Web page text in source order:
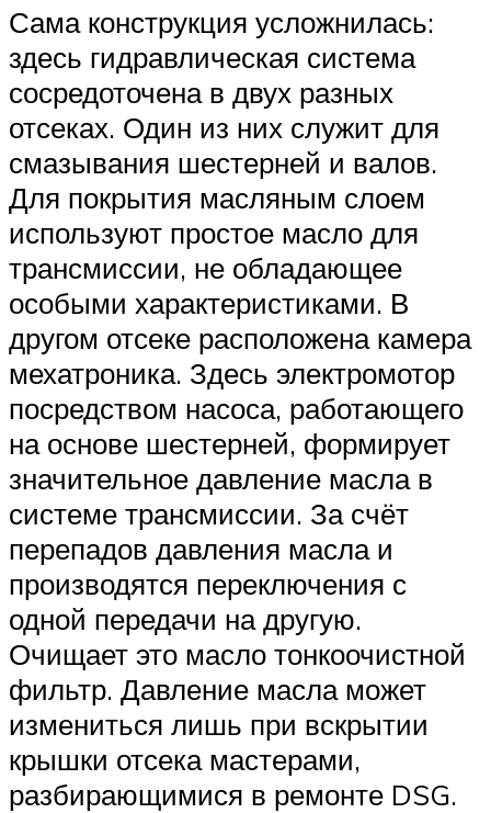
Сама конструкция усложнилась:
здесь гидравлическая система
сосредоточена в двух разных
отсеках. Один из них служит для
смазывания шестерней и валов.
Для покрытия масляным слоем
используют простое масло для
трансмиссии, не обладающее
особыми характеристиками. В
другом отсеке расположена камера
мехатроника. Здесь электромотор
посредством насоса, работающего
на основе шестерней, формирует
значительное давление масла в
системе трансмиссии. За счёт
перепадов давления масла и
производятся переключения с
одной передачи на другую.
Очищает это масло тонкоочистной
фильтр. Давление масла может
измениться лишь при вскрытии
крышки отсека мастерами,
разбирающимися в ремонте DSG.